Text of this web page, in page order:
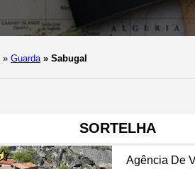
» Guarda » Sabugal
SORTELHA
Agência De